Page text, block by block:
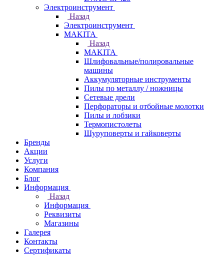
Электроинструмент
Назад
Электроинструмент
МAKITA
Назад
МAKITA
Шлифовальные/полировальные
машины
Аккумуляторные инструменты
Пилы по металлу / ножницы
Сетевые дрели
Перфораторы и отбойные молотки
Пилы и лобзики
Термопистолеты
Шуруповерты и гайковерты
Бренды
Акции
Услуги
Компания
Блог
Информация
Назад
Информация
Реквизиты
Магазины
Галерея
Контакты
Сертификаты